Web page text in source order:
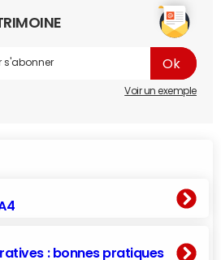
Voir un exemple
: bonnes pratiques